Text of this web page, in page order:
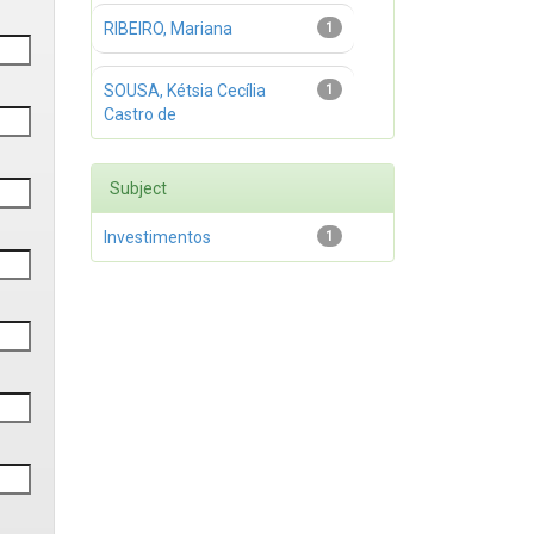
1
RIBEIRO, Mariana
1
SOUSA, Kétsia Cecília
Castro de
Subject
1
Investimentos